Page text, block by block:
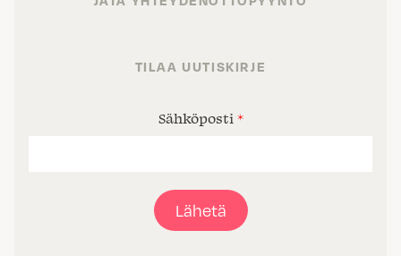
TILAA UUTISKIRJE
Sähköposti *
Lähetä